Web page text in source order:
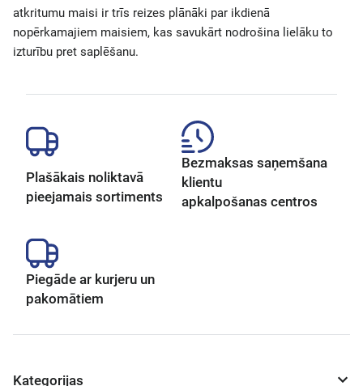
atkritumu maisi ir trīs reizes plānāki par ikdienā
nopērkamajiem maisiem, kas savukārt nodrošina lielāku to
izturību pret saplēšanu.
Plašākais noliktavā
pieejamais sortiments
Bezmaksas saņemšana
klientu
apkalpošanas centros
Piegāde ar kurjeru un
pakomātiem
Kategorijas